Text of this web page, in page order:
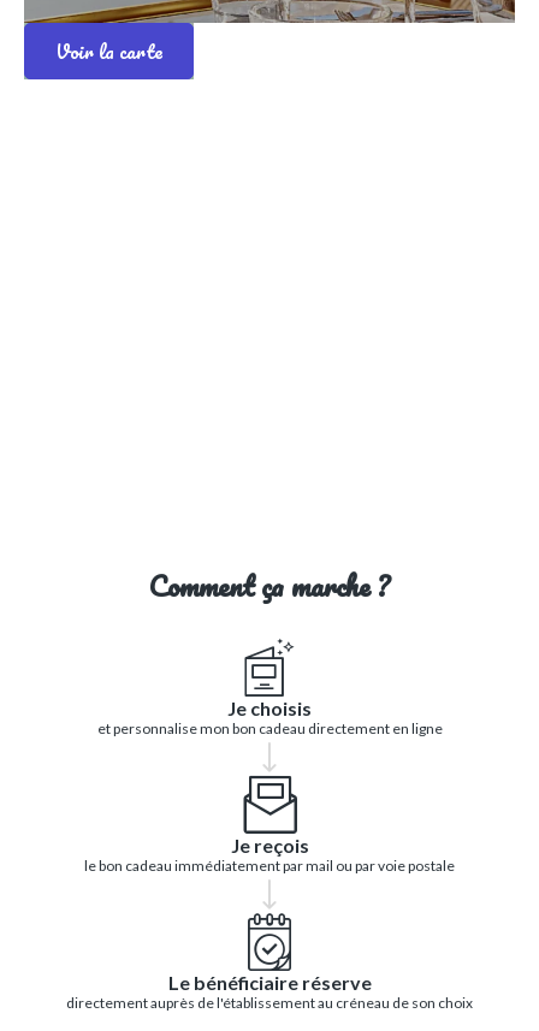
Voir la carte
Comment ça marche ?
Je choisis
et personnalise mon bon cadeau directement en ligne
Je reçois
le bon cadeau immédiatement par mail ou par voie postale
Le bénéficiaire réserve
directement auprès de l'établissement au créneau de son choix